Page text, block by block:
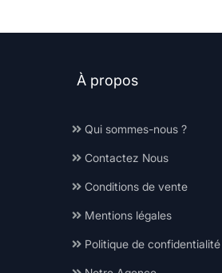
À propos
Qui sommes-nous ?
Contactez Nous
Conditions de vente
Mentions légales
Politique de confidentialité